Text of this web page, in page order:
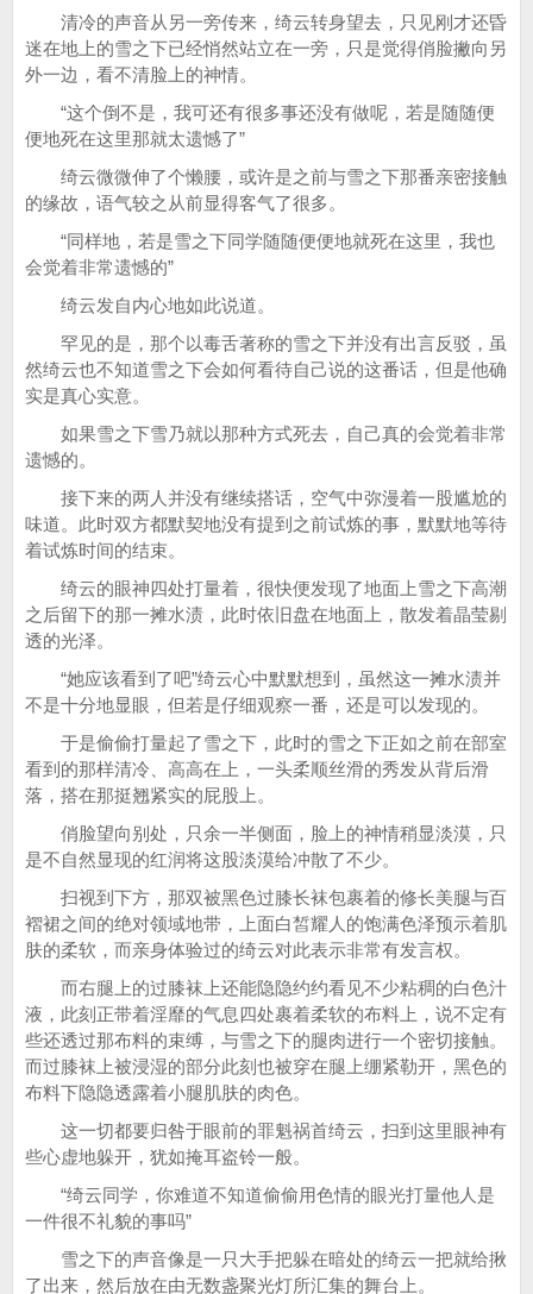
清冷的声音从另一旁传来，绮云转身望去，只见刚才还昏
迷在地上的雪之下已经悄然站立在一旁，只是觉得俏脸撇向另
外一边，看不清脸上的神情。
“这个倒不是，我可还有很多事还没有做呢，若是随随便
便地死在这里那就太遗憾了”
绮云微微伸了个懒腰，或许是之前与雪之下那番亲密接触
的缘故，语气较之从前显得客气了很多。
“同样地，若是雪之下同学随随便便地就死在这里，我也
会觉着非常遗憾的”
绮云发自内心地如此说道。
罕见的是，那个以毒舌著称的雪之下并没有出言反驳，虽
然绮云也不知道雪之下会如何看待自己说的这番话，但是他确
实是真心实意。
如果雪之下雪乃就以那种方式死去，自己真的会觉着非常
遗憾的。
接下来的两人并没有继续搭话，空气中弥漫着一股尴尬的
味道。此时双方都默契地没有提到之前试炼的事，默默地等待
着试炼时间的结束。
绮云的眼神四处打量着，很快便发现了地面上雪之下高潮
之后留下的那一摊水渍，此时依旧盘在地面上，散发着晶莹剔
透的光泽。
“她应该看到了吧”绮云心中默默想到，虽然这一摊水渍并
不是十分地显眼，但若是仔细观察一番，还是可以发现的。
于是偷偷打量起了雪之下，此时的雪之下正如之前在部室
看到的那样清冷、高高在上，一头柔顺丝滑的秀发从背后滑
落，搭在那挺翘紧实的屁股上。
俏脸望向别处，只余一半侧面，脸上的神情稍显淡漠，只
是不自然显现的红润将这股淡漠给冲散了不少。
扫视到下方，那双被黑色过膝长袜包裹着的修长美腿与百
褶裙之间的绝对领域地带，上面白皙耀人的饱满色泽预示着肌
肤的柔软，而亲身体验过的绮云对此表示非常有发言权。
而右腿上的过膝袜上还能隐隐约约看见不少粘稠的白色汁
液，此刻正带着淫靡的气息四处裹着柔软的布料上，说不定有
些还透过那布料的束缚，与雪之下的腿肉进行一个密切接触。
而过膝袜上被浸湿的部分此刻也被穿在腿上绷紧勒开，黑色的
布料下隐隐透露着小腿肌肤的肉色。
这一切都要归咎于眼前的罪魁祸首绮云，扫到这里眼神有
些心虚地躲开，犹如掩耳盗铃一般。
“绮云同学，你难道不知道偷偷用色情的眼光打量他人是
一件很不礼貌的事吗”
雪之下的声音像是一只大手把躲在暗处的绮云一把就给揪
了出来，然后放在由无数盏聚光灯所汇集的舞台上。